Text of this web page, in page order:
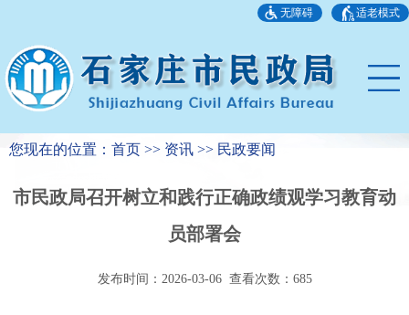
无障碍 适老模式
您现在的位置：首页 >> 资讯 >> 民政要闻
市民政局召开树立和践行正确政绩观学习教育动
员部署会
发布时间：2026-03-06 查看次数： 685